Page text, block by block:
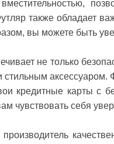
также обладает
вы можете быть
не только
стильным
кредитные карты с
чувствовать себя